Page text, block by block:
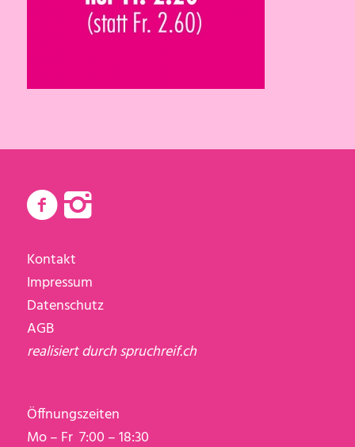
Kontakt
Impressum
Datenschutz
AGB
realisiert durchspruchreif.ch
Öffnungszeiten
Mo – Fr 7:00 – 18:30